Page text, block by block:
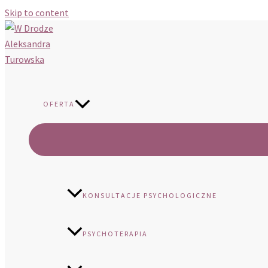
Skip to content
OFERTA
KONSULTACJE PSYCHOLOGICZNE
PSYCHOTERAPIA